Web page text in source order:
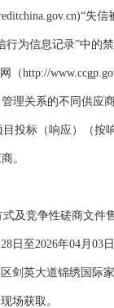
“失信
行为信息记录”中的
（http://
理关系的不同供应
投标（响应）（按
。
及竞争性磋商文件
28 日至2026年04月 03
剑英大道锦绣国际
场获取。